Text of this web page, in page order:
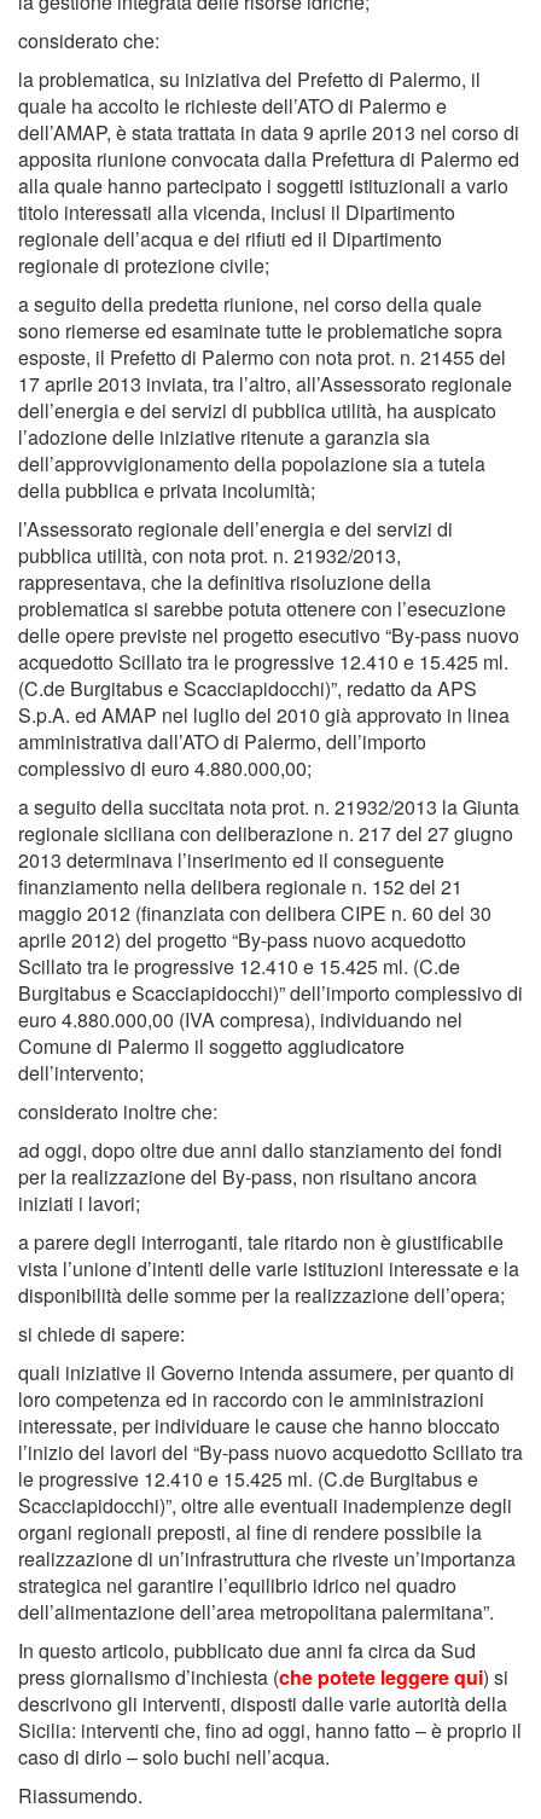
considerato che:
la problematica, su iniziativa del Prefetto di Palermo, il
quale ha accolto le richieste dell’ATO di Palermo e
dell’AMAP, è stata trattata in data 9 aprile 2013 nel corso di
apposita riunione convocata dalla Prefettura di Palermo ed
alla quale hanno partecipato i soggetti istituzionali a vario
titolo interessati alla vicenda, inclusi il Dipartimento
regionale dell’acqua e dei rifiuti ed il Dipartimento
regionale di protezione civile;
a seguito della predetta riunione, nel corso della quale
sono riemerse ed esaminate tutte le problematiche sopra
esposte, il Prefetto di Palermo con nota prot. n. 21455 del
17 aprile 2013 inviata, tra l’altro, all’Assessorato regionale
dell’energia e dei servizi di pubblica utilità, ha auspicato
l’adozione delle iniziative ritenute a garanzia sia
dell’approvvigionamento della popolazione sia a tutela
della pubblica e privata incolumità;
l’Assessorato regionale dell’energia e dei servizi di
pubblica utilità, con nota prot. n. 21932/2013,
rappresentava, che la definitiva risoluzione della
problematica si sarebbe potuta ottenere con l’esecuzione
delle opere previste nel progetto esecutivo “By-pass nuovo
acquedotto Scillato tra le progressive 12.410 e 15.425 ml.
(C.de Burgitabus e Scacciapidocchi)”, redatto da APS
S.p.A. ed AMAP nel luglio del 2010 già approvato in linea
amministrativa dall’ATO di Palermo, dell’importo
complessivo di euro 4.880.000,00;
a seguito della succitata nota prot. n. 21932/2013 la Giunta
regionale siciliana con deliberazione n. 217 del 27 giugno
2013 determinava l’inserimento ed il conseguente
finanziamento nella delibera regionale n. 152 del 21
maggio 2012 (finanziata con delibera CIPE n. 60 del 30
aprile 2012) del progetto “By-pass nuovo acquedotto
Scillato tra le progressive 12.410 e 15.425 ml. (C.de
Burgitabus e Scacciapidocchi)” dell’importo complessivo di
euro 4.880.000,00 (IVA compresa), individuando nel
Comune di Palermo il soggetto aggiudicatore
dell’intervento;
considerato inoltre che:
ad oggi, dopo oltre due anni dallo stanziamento dei fondi
per la realizzazione del By-pass, non risultano ancora
iniziati i lavori;
a parere degli interroganti, tale ritardo non è giustificabile
vista l’unione d’intenti delle varie istituzioni interessate e la
disponibilità delle somme per la realizzazione dell’opera;
si chiede di sapere:
quali iniziative il Governo intenda assumere, per quanto di
loro competenza ed in raccordo con le amministrazioni
interessate, per individuare le cause che hanno bloccato
l’inizio dei lavori del “By-pass nuovo acquedotto Scillato tra
le progressive 12.410 e 15.425 ml. (C.de Burgitabus e
Scacciapidocchi)”, oltre alle eventuali inadempienze degli
organi regionali preposti, al fine di rendere possibile la
realizzazione di un’infrastruttura che riveste un’importanza
strategica nel garantire l’equilibrio idrico nel quadro
dell’alimentazione dell’area metropolitana palermitana”.
In questo articolo, pubblicato due anni fa circa da Sud
press giornalismo d’inchiesta (che potete leggere qui) si
descrivono gli interventi, disposti dalle varie autorità della
Sicilia: interventi che, fino ad oggi, hanno fatto – è proprio il
caso di dirlo – solo buchi nell’acqua.
Riassumendo.